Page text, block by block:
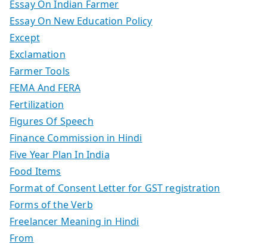
Essay On Indian Farmer
Essay On New Education Policy
Except
Exclamation
Farmer Tools
FEMA And FERA
Fertilization
Figures Of Speech
Finance Commission in Hindi
Five Year Plan In India
Food Items
Format of Consent Letter for GST registration
Forms of the Verb
Freelancer Meaning in Hindi
From